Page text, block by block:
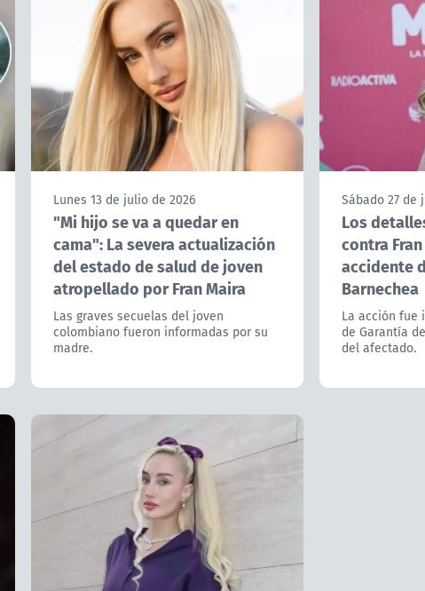
Lunes 13 de julio de 2026
"Mi hijo se va a quedar en
cama": La severa actualización
del estado de salud de joven
atropellado por Fran Maira
Las graves secuelas del joven
colombiano fueron informadas por su
madre.
Sábado 27 de
Los
contra
accidente
Barnechea
La acción fue
de Garantía
del afectado.